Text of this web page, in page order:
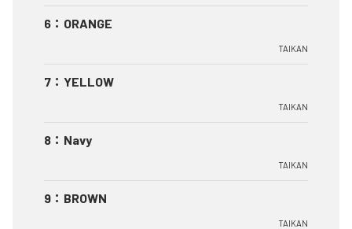
6 ： ORANGE
TAIKAN
7 ： YELLOW
TAIKAN
8 ： Navy
TAIKAN
9 ： BROWN
TAIKAN